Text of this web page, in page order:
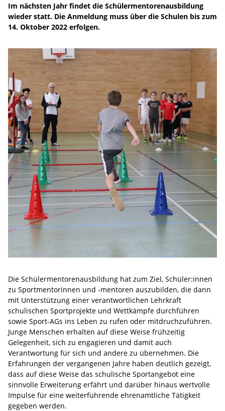
Im nächsten Jahr findet die Schülermentorenausbildung
wieder statt. Die Anmeldung muss über die Schulen bis zum
14. Oktober 2022 erfolgen.
Die Schülermentorenausbildung hat zum Ziel, Schüler:innen
zu Sportmentorinnen und -mentoren auszubilden, die dann
mit Unterstützung einer verantwortlichen Lehrkraft
schulischen Sportprojekte und Wettkämpfe durchführen
sowie Sport-AGs ins Leben zu rufen oder mitdruchzuführen.
Junge Menschen erhalten auf diese Weise frühzeitig
Gelegenheit, sich zu engagieren und damit auch
Verantwortung für sich und andere zu übernehmen. Die
Erfahrungen der vergangenen Jahre haben deutlich gezeigt,
dass auf diese Weise das schulische Sportangebot eine
sinnvolle Erweiterung erfährt und darüber hinaus wertvolle
Impulse für eine weiterführende ehrenamtliche Tätigkeit
gegeben werden.